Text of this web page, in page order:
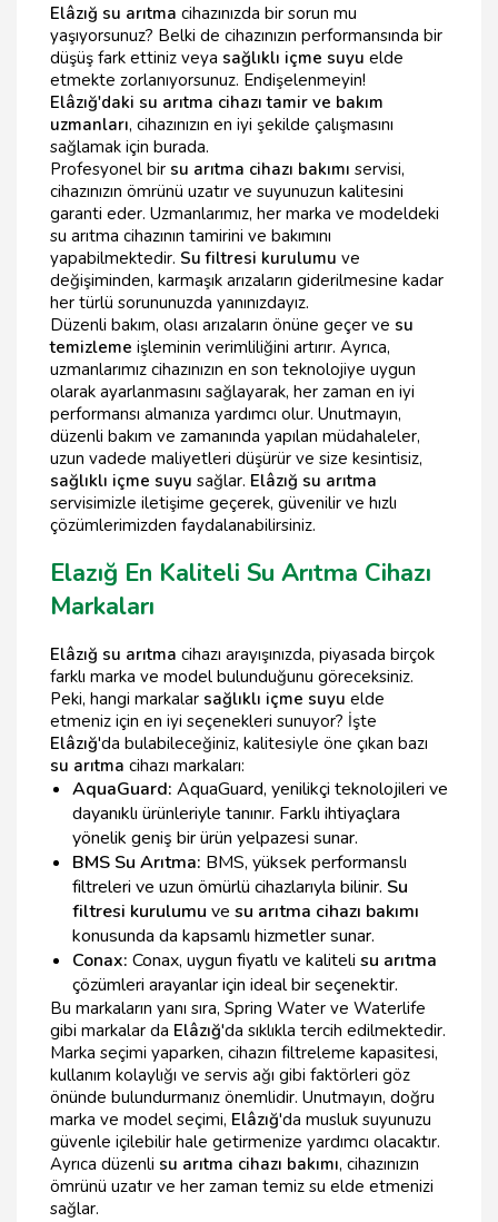
Elâzığ su arıtma cihazınızda bir sorun mu
yaşıyorsunuz? Belki de cihazınızın performansında bir
düşüş fark ettiniz veya sağlıklı içme suyu elde
etmekte zorlanıyorsunuz. Endişelenmeyin!
Elâzığ'daki su arıtma cihazı tamir ve bakım
uzmanları, cihazınızın en iyi şekilde çalışmasını
sağlamak için burada.
Profesyonel bir su arıtma cihazı bakımı servisi,
cihazınızın ömrünü uzatır ve suyunuzun kalitesini
garanti eder. Uzmanlarımız, her marka ve modeldeki
su arıtma cihazının tamirini ve bakımını
yapabilmektedir. Su filtresi kurulumu ve
değişiminden, karmaşık arızaların giderilmesine kadar
her türlü sorununuzda yanınızdayız.
Düzenli bakım, olası arızaların önüne geçer ve su
temizleme işleminin verimliliğini artırır. Ayrıca,
uzmanlarımız cihazınızın en son teknolojiye uygun
olarak ayarlanmasını sağlayarak, her zaman en iyi
performansı almanıza yardımcı olur. Unutmayın,
düzenli bakım ve zamanında yapılan müdahaleler,
uzun vadede maliyetleri düşürür ve size kesintisiz,
sağlıklı içme suyu sağlar. Elâzığ su arıtma
servisimizle iletişime geçerek, güvenilir ve hızlı
çözümlerimizden faydalanabilirsiniz.
Elazığ En Kaliteli Su Arıtma Cihazı
Markaları
Elâzığ su arıtma cihazı arayışınızda, piyasada birçok
farklı marka ve model bulunduğunu göreceksiniz.
Peki, hangi markalar sağlıklı içme suyu elde
etmeniz için en iyi seçenekleri sunuyor? İşte
Elâzığ'da bulabileceğiniz, kalitesiyle öne çıkan bazı
su arıtma cihazı markaları:
AquaGuard: AquaGuard, yenilikçi teknolojileri ve
dayanıklı ürünleriyle tanınır. Farklı ihtiyaçlara
yönelik geniş bir ürün yelpazesi sunar.
BMS Su Arıtma: BMS, yüksek performanslı
filtreleri ve uzun ömürlü cihazlarıyla bilinir. Su
filtresi kurulumu ve su arıtma cihazı bakımı
konusunda da kapsamlı hizmetler sunar.
Conax: Conax, uygun fiyatlı ve kaliteli su arıtma
çözümleri arayanlar için ideal bir seçenektir.
Bu markaların yanı sıra, Spring Water ve Waterlife
gibi markalar da Elâzığ'da sıklıkla tercih edilmektedir.
Marka seçimi yaparken, cihazın filtreleme kapasitesi,
kullanım kolaylığı ve servis ağı gibi faktörleri göz
önünde bulundurmanız önemlidir. Unutmayın, doğru
marka ve model seçimi, Elâzığ'da musluk suyunuzu
güvenle içilebilir hale getirmenize yardımcı olacaktır.
Ayrıca düzenli su arıtma cihazı bakımı, cihazınızın
ömrünü uzatır ve her zaman temiz su elde etmenizi
sağlar.